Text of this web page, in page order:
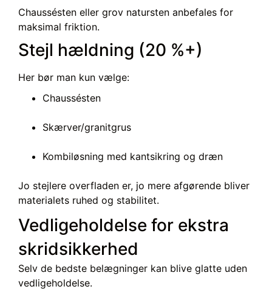
Chaussésten eller grov natursten anbefales for
maksimal friktion.
Stejl hældning (20 %+)
Her bør man kun vælge:
Chaussésten
Skærver/granitgrus
Kombiløsning med kantsikring og dræn
Jo stejlere overfladen er, jo mere afgørende bliver
materialets ruhed og stabilitet.
Vedligeholdelse for ekstra
skridsikkerhed
Selv de bedste belægninger kan blive glatte uden
vedligeholdelse.